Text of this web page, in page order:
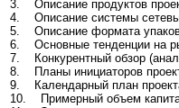
н
е
п
о
д
х
о
3. Описание продуктов
4. Описание системы
5. Описание формата
6. Основные тенденции на
7. Конкурентный обзор
8. Планы инициаторов
9. Календарный план
10. Примерный объем